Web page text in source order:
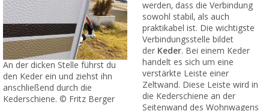
An der dicken Stelle führst du
den Keder ein und ziehst ihn
anschließend durch die
Kederschiene. © Fritz Berger
werden, dass die Verbindung
sowohl stabil, als auch
praktikabel ist. Die wichtigste
Verbindungsstelle bildet
der Keder. Bei einem Keder
handelt es sich um eine
verstärkte Leiste einer
Zeltwand. Diese Leiste wird in
die Kederschiene an der
Seitenwand des Wohnwagens